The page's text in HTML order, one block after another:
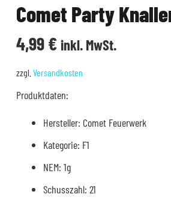
Comet Party
4,99€ inkl. MwSt.
zzgl. Versandkosten
Produktdaten:
Hersteller: Comet Feuerwerk
Kategorie: F1
NEM: 1g
Schusszahl: 21